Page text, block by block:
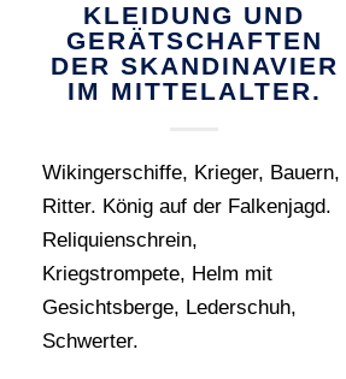
KLEIDUNG UND
GERÄTSCHAFTEN
DER SKANDINAVIER
IM MITTELALTER.
Wikingerschiffe, Krieger, Bauern,
Ritter. König auf der Falkenjagd.
Reliquienschrein,
Kriegstrompete, Helm mit
Gesichtsberge, Lederschuh,
Schwerter.